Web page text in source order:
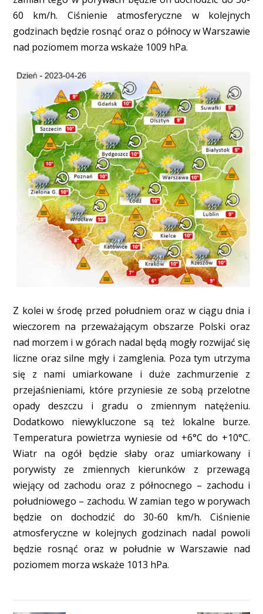
60 km/h. Ciśnienie atmosferyczne w kolejnych
godzinach będzie rosnąć oraz o północy w Warszawie
nad poziomem morza wskaże 1009 hPa.
Z kolei w środę przed południem oraz w ciągu dnia i
wieczorem na przeważającym obszarze Polski oraz
nad morzem i w górach nadal będą mogły rozwijać się
liczne oraz silne mgły i zamglenia. Poza tym utrzyma
się z nami umiarkowane i duże zachmurzenie z
przejaśnieniami, które przyniesie ze sobą przelotne
opady deszczu i gradu o zmiennym natężeniu.
Dodatkowo niewykluczone są też lokalne burze.
Temperatura powietrza wyniesie od +6°C do +10°C.
Wiatr na ogół będzie słaby oraz umiarkowany i
porywisty ze zmiennych kierunków z przewagą
wiejący od zachodu oraz z północnego – zachodu i
południowego – zachodu. W zamian tego w porywach
będzie on dochodzić do 30-60 km/h. Ciśnienie
atmosferyczne w kolejnych godzinach nadal powoli
będzie rosnąć oraz w południe w Warszawie nad
poziomem morza wskaże 1013 hPa.